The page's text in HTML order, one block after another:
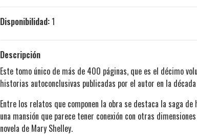
Disponibilidad:1
Descripción
Este tomo único de más de 400 páginas, que es el décimo
historias autoconclusivas publicadas por el autor en la
Entre los relatos que componen la obra se destaca la saga
una mansión que parece tener conexión con otras
novela de Mary Shelley.